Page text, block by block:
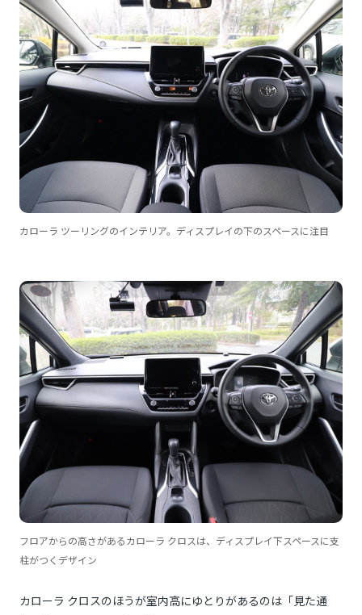
カローラ ツーリングのインテリア。ディスプレイの下のスペースに注目
フロアからの高さがあるカローラ クロスは、ディスプレイ下スペースに支
柱がつくデザイン
カローラ クロスのほうが室内高にゆとりがあるのは「見た通